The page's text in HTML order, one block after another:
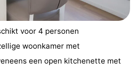
voor 4 personen
woonkamer met
een open kitchenette met